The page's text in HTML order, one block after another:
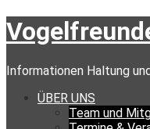
Skip
to
Informationen Haltung
ÜBER UNS
Team und